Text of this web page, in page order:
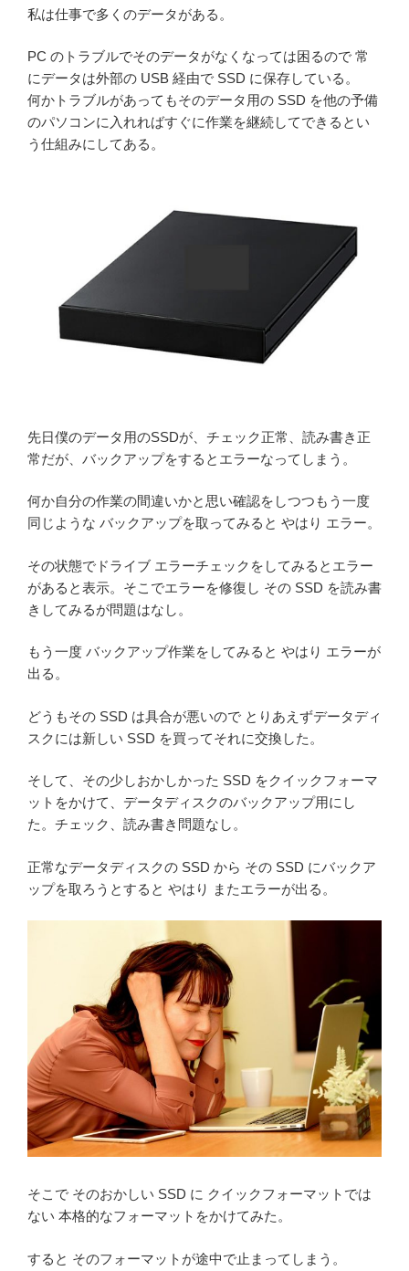
私は仕事で多くのデータがある。
PC のトラブルでそのデータがなくなっては困るので 常
にデータは外部の USB 経由で SSD に保存している。
何かトラブルがあってもそのデータ用の SSD を他の予備
のパソコンに入れればすぐに作業を継続してできるとい
う仕組みにしてある。
先日僕のデータ用のSSDが、チェック正常、読み書き正
常だが、バックアップをするとエラーなってしまう。
何か自分の作業の間違いかと思い確認をしつつもう一度
同じような バックアップを取ってみると やはり エラー。
その状態でドライブ エラーチェックをしてみるとエラー
があると表示。そこでエラーを修復し その SSD を読み書
きしてみるが問題はなし。
もう一度 バックアップ作業をしてみると やはり エラーが
出る。
どうもその SSD は具合が悪いので とりあえずデータディ
スクには新しい SSD を買ってそれに交換した。
そして、その少しおかしかった SSD をクイックフォーマ
ットをかけて、データディスクのバックアップ用にし
た。チェック、読み書き問題なし。
正常なデータディスクの SSD から その SSD にバックア
ップを取ろうとすると やはり またエラーが出る。
そこで そのおかしい SSD に クイックフォーマットでは
ない 本格的なフォーマットをかけてみた。
すると そのフォーマットが途中で止まってしまう。